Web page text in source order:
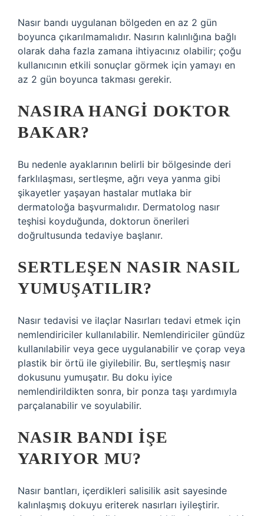
Nasır bandı uygulanan bölgeden en az 2 gün
boyunca çıkarılmamalıdır. Nasırın kalınlığına bağlı
olarak daha fazla zamana ihtiyacınız olabilir; çoğu
kullanıcının etkili sonuçlar görmek için yamayı en
az 2 gün boyunca takması gerekir.
NASIRA HANGI DOKTOR
BAKAR?
Bu nedenle ayaklarının belirli bir bölgesinde deri
farklılaşması, sertleşme, ağrı veya yanma gibi
şikayetler yaşayan hastalar mutlaka bir
dermatoloğa başvurmalıdır. Dermatolog nasır
teşhisi koyduğunda, doktorun önerileri
doğrultusunda tedaviye başlanır.
SERTLEŞEN NASIR NASIL
YUMUŞATILIR?
Nasır tedavisi ve ilaçlar Nasırları tedavi etmek için
nemlendiriciler kullanılabilir. Nemlendiriciler gündüz
kullanılabilir veya gece uygulanabilir ve çorap veya
plastik bir örtü ile giyilebilir. Bu, sertleşmiş nasır
dokusunu yumuşatır. Bu doku iyice
nemlendirildikten sonra, bir ponza taşı yardımıyla
parçalanabilir ve soyulabilir.
NASIR BANDI IŞE
YARIYOR MU?
Nasır bantları, içerdikleri salisilik asit sayesinde
kalınlaşmış dokuyu eriterek nasırları iyileştirir.